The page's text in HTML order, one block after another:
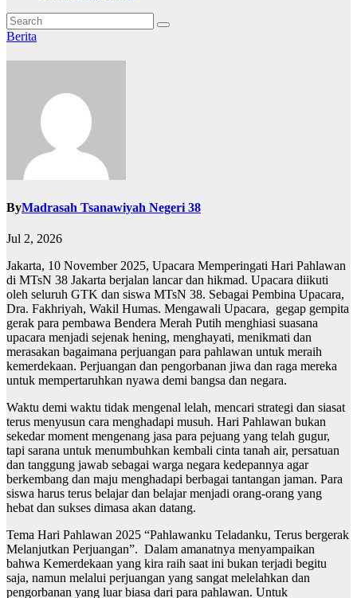
Berita
ByMadrasah Tsanawiyah Negeri 38
Jul 2, 2026
Jakarta, 10 November 2025, Upacara Memperingati Hari Pahlawan
di MTsN 38 Jakarta berjalan lancar dan hikmad. Upacara diikuti
oleh seluruh GTK dan siswa MTsN 38. Sebagai Pembina Upacara,
Dra. Fakhriyah, Wakil Humas. Mengawali Upacara, gegap gempita
gerak para pembawa Bendera Merah Putih menghiasi suasana
upacara menjadi sejenak hening, menghayati, menikmati dan
merasakan bagaimana perjuangan para pahlawan untuk meraih
kemerdekaan. Perjuangan dan pengorbanan jiwa dan raga mereka
untuk mempertaruhkan nyawa demi bangsa dan negara.
Waktu demi waktu tidak mengenal lelah, mencari strategi dan siasat
terus menyusun cara menghadapi musuh. Hari Pahlawan bukan
sekedar moment mengenang jasa para pejuang yang telah gugur,
tapi sarana untuk menumbuhkan kembali cinta tanah air, persatuan
dan tanggung jawab sebagai warga negara kedepannya agar
berkembang dan maju menghadapi berbagai tantangan jaman. Para
siswa harus terus belajar dan belajar menjadi orang-orang yang
hebat dan sukses dimasa akan datang.
Tema Hari Pahlawan 2025 “Pahlawanku Teladanku, Terus bergerak
Melanjutkan Perjuangan”. Dalam amanatnya menyampaikan
bahwa Kemerdekaan yang kira raih saat ini bukan terjadi begitu
saja, namun melalui perjuangan yang sangat melelahkan dan
pengorbanan yang luar biasa dari para pahlawan. Untuk